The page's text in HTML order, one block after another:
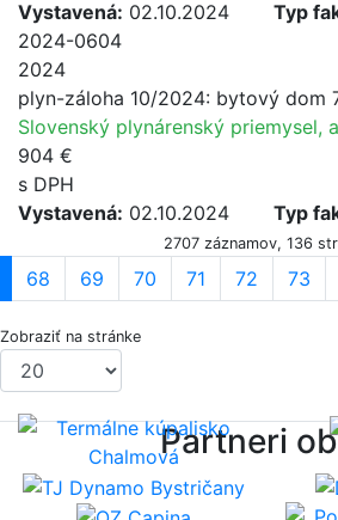
Vystavená: 02.10.2024 Typ
2024-0604
2024
plyn-záloha 10/2024: bytový dom
Slovenský plynárenský priemysel,
904 €
s DPH
Vystavená: 02.10.2024 Typ
2707 záznamov, 136
68 69 70 71 72 73
Zobraziť na stránke
Partneri